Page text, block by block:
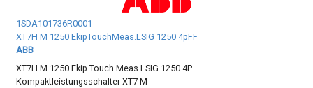
1SDA101736R0001
XT7H M 1250 EkipTouchMeas.LSIG 1250 4pFF
ABB
XT7H M 1250 Ekip Touch Meas.LSIG 1250 4P
Kompaktleistungsschalter XT7 M